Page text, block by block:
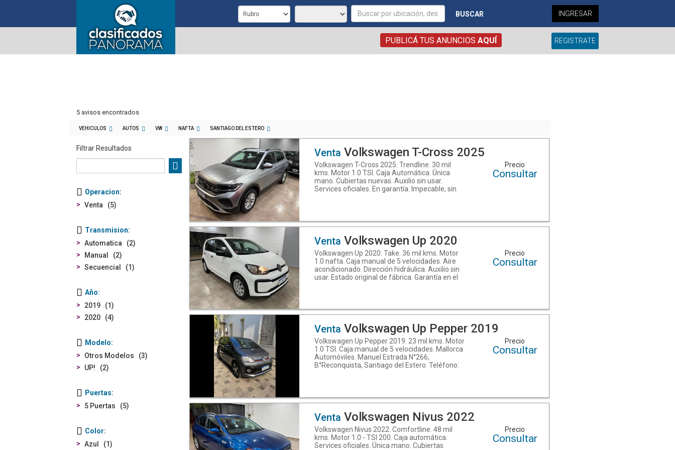
BUSCAR INGRESAR
PUBLICÁ TUS ANUNCIOS AQUÍ REGISTRATE
5 avisos encontrados
VEHICULOS AUTOS VW NAFTA SANTIAGO DEL ESTERO
Filtrar Resultados
Operacion
Venta
5
Transmision
Automatica
2
Manual
2
Secuencial
1
Año
2019
1
2020
4
Modelo
Otros Modelos
3
UP!
2
Puertas
5 Puertas
5
Color
Azul
1
Venta Volkswagen T-Cross 2025
Volkswagen T-Cross 2025. Trendline. 30 mil
kms. Motor 1.0 TSI. Caja Automática. Única
mano. Cubiertas nuevas. Auxilio sin usar.
Services oficiales. En garantía. Impecable, sin
Estero - Teléfono: (0385) 6013961 - WhatsApp:
3854205568. Descubrí más en
www.mallorcaautomoviles.com. Seguinos en
Instagram.com/mallorca.automóviles y
Facebook: Mallorca Automóviles
Precio
Consultar
Venta Volkswagen Up 2020
Volkswagen Up 2020. Take. 36 mil kms. Motor
1.0 nafta. Caja manual de 5 velocidades. Aire
acondicionado. Dirección hidráulica. Auxilio sin
usar. Estado original de fábrica. Garantía en el
que tu mecánico de confianza inspeccione el
vehículo y le dé el visto bueno. Mallorca
Automóviles. Calidad en todo lo que hacemos.
Estrada N°266, B°Reconquista, Santiago del
Estero - Teléfono: (0.3.8.5) 6.0.1.3.9.6.1 -
WhatsApp 3.8.5.4.2.0.5.5.6.8 (Link para enviar
un mensaje: https://wa.me/543854205568 )
Descubrí más en
(https://www.facebook.com/share/ZuvMBG2fmQGqKSkD/)
Precio
Consultar
Venta Volkswagen Up Pepper 2019
Volkswagen Up Pepper 2019. 23 mil kms. Motor
1.0 TSI. Caja manual de 5 velocidades. Mallorca
Automóviles. Manuel Estrada N°266,
B°Reconquista, Santiago del Estero. Teléfono:
Facebook: Mallorca Automóviles. Descubrí más
en www.mallorcaautomoviles.com
Precio
Consultar
Venta Volkswagen Nivus 2022
Volkswagen Nivus 2022. Comfortline. 48 mil
kms. Motor 1.0 - TSI 200. Caja automática.
Services oficiales. Única mano. Cubiertas
Precio
Consultar